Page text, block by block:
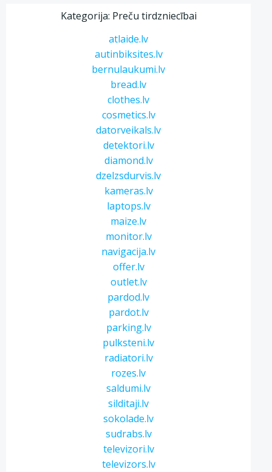
Kategorija: Preču tirdzniecībai
atlaide.lv
autinbiksites.lv
bernulaukumi.lv
bread.lv
clothes.lv
cosmetics.lv
datorveikals.lv
detektori.lv
diamond.lv
dzelzsdurvis.lv
kameras.lv
laptops.lv
maize.lv
monitor.lv
navigacija.lv
offer.lv
outlet.lv
pardod.lv
pardot.lv
parking.lv
pulksteni.lv
radiatori.lv
rozes.lv
saldumi.lv
silditaji.lv
sokolade.lv
sudrabs.lv
televizori.lv
televizors.lv